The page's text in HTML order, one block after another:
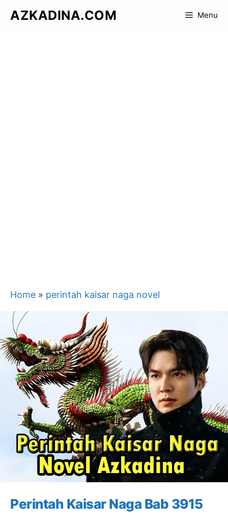
AZKADINA.COM Menu
Home » perintah kaisar naga novel
Perintah Kaisar Naga Bab 3915